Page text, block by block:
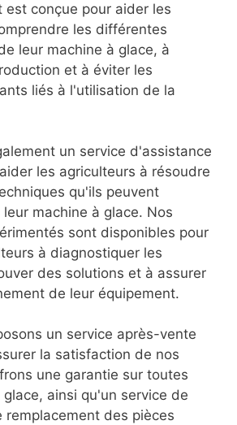
est conçue pour aider les
les différentes
leur machine à glace, à
et à éviter les
liés à l'utilisation de la
un service d'assistance
les agriculteurs à résoudre
qu'ils peuvent
machine à glace. Nos
sont disponibles pour
à diagnostiquer les
des solutions et à assurer
de leur équipement.
un service après-vente
la satisfaction de nos
une garantie sur toutes
ainsi qu'un service de
remplacement des pièces